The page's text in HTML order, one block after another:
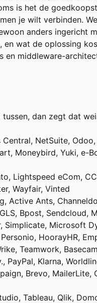
is het de
je wilt verbinden.
anders ingericht
en wat de oplossing
en middleware-
dan zegt dat
NetSuite,
Moneybird, Yuki, e-
Lightspeed eCom,
Wayfair, Vinted
Active Ants,
Bpost, Sendcloud,
Simplicate, Microsoft
HoorayHR,
Teamwork,
PayPal, Klarna,
Brevo, MailerLite,
Tableau, Qlik,